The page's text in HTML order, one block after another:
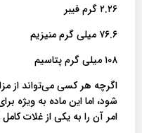
۲.۲۶ گرم فیبر
۷۶.۶ میلی گرم منیزیم
۱۰۸ میلی گرم پتاسیم
اگرچه هر کسی می‌تواند از
شود، اما این ماده به ویژه
امر آن را به یکی از غلات